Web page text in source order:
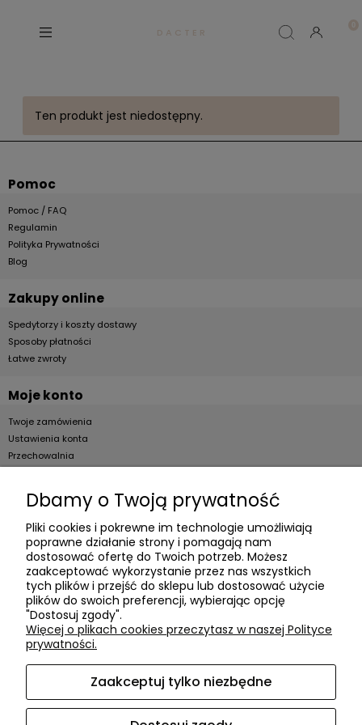
D A C T E R
Ten produkt jest niedostępny.
Pomoc
Pomoc / FAQ
Regulamin
Polityka Prywatności
Blog
Zakupy online
Spedytorzy i koszty dostawy
Sposoby płatności
Łatwe zwroty
Moje konto
Twoje zamówienia
Ustawienia konta
Przechowalnia
Dla firm
O firmie
Informacje o firmie
Kontakt
dacter.pl
Akcesoria meblowe DAC TER | ul. Przepiórki 56, 02-410
Warszawa, woj. mazowieckie | E-mail:sklep@dacter.plTel.:
602677377| NIP: 5220052421 REGON: 012076264
Dbamy o Twoją prywatność
Pliki cookies i pokrewne im technologie umożliwiają
poprawne działanie strony i pomagają nam
dostosować ofertę do Twoich potrzeb. Możesz
zaakceptować wykorzystanie przez nas wszystkich
tych plików i przejść do sklepu lub dostosować użycie
plików do swoich preferencji, wybierając opcję
"Dostosuj zgody".
Więcej o plikach cookies przeczytasz w naszej Polityce
prywatności.
Zaakceptuj tylko niezbędne